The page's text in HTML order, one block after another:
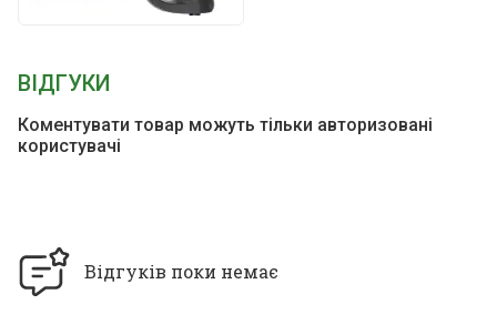
ВІДГУКИ
Коментувати товар можуть тільки авторизовані
користувачі
Відгуків поки немає